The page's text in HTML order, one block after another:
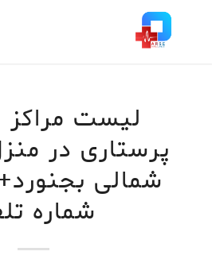
لیست
پرستاری در
شمالی
شماره